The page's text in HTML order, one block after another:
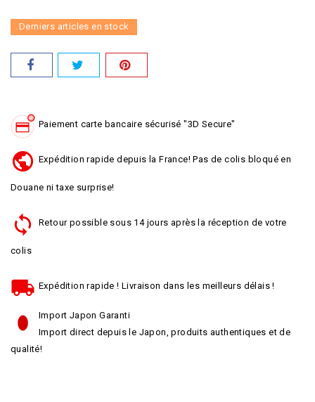
Derniers articles en stock
Paiement carte bancaire sécurisé "3D Secure"
Expédition rapide depuis la France! Pas de colis bloqué en
Douane ni taxe surprise!
Retour possible sous 14 jours après la réception de votre
colis
Expédition rapide ! Livraison dans les meilleurs délais !
Import Japon Garanti
Import direct depuis le Japon, produits authentiques et de
qualité!